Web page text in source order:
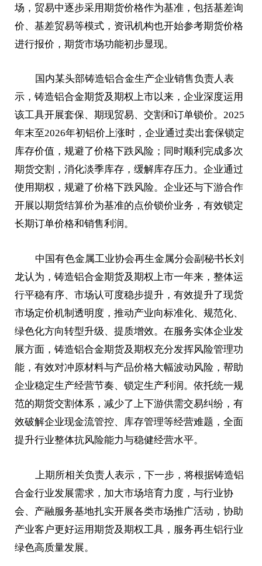
场，贸易中逐步采用期货价格作为基准，包括基差询
价、基差贸易等模式，资讯机构也开始参考期货价格
进行报价，期货市场功能初步显现。
国内某头部铸造铝合金生产企业销售负责人表
示，铸造铝合金期货及期权上市以来，企业深度运用
该工具开展套保、期现贸易、交割和订单锁价。2025
年末至2026年初铝价上涨时，企业通过卖出套保锁定
库存价值，规避了价格下跌风险；同时顺利完成多次
期货交割，消化淡季库存，缓解库存压力。企业通过
使用期权，规避了价格下跌风险。企业还与下游合作
开展以期货结算价为基准的点价锁价业务，有效锁定
长期订单价格和销售利润。
中国有色金属工业协会再生金属分会副秘书长刘
龙认为，铸造铝合金期货及期权上市一年来，整体运
行平稳有序、市场认可度稳步提升，有效提升了现货
市场定价机制透明度，推动产业向标准化、规范化、
绿色化方向转型升级、提质增效。在服务实体企业发
展方面，铸造铝合金期货及期权充分发挥风险管理功
能，有效对冲原材料与产品价格大幅波动风险，帮助
企业稳定生产经营节奏、锁定生产利润。依托统一规
范的期货交割体系，减少了上下游供需交易纠纷，有
效破解企业现金流管控、库存管理等经营难题，全面
提升行业整体抗风险能力与稳健经营水平。
上期所相关负责人表示，下一步，将根据铸造铝
合金行业发展需求，加大市场培育力度，与行业协
会、产融服务基地扎实开展各类市场推广活动，协助
产业客户更好运用期货及期权工具，服务再生铝行业
绿色高质量发展。